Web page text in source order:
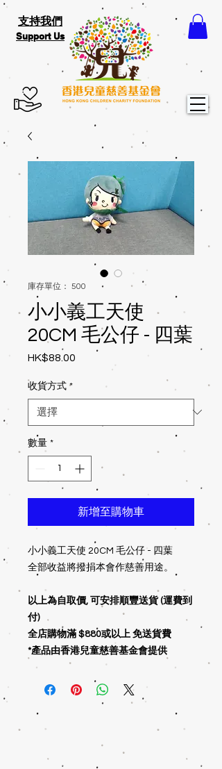
支持我們
Support Us
庫存單位： 500
小小義工天使
20CM 毛公仔 - 四葉
HK$88.00
收貨方式 *
數量 *
新增至購物車
小小義工天使 20CM 毛公仔 - 四葉
全部收益將撥捐本會作慈善用途。
以上為自取價, 可安排順豐送貨 (運費到
付)
全店購物滿 $880或以上 免送貨費
*產品由香港兒童慈善基金會提供